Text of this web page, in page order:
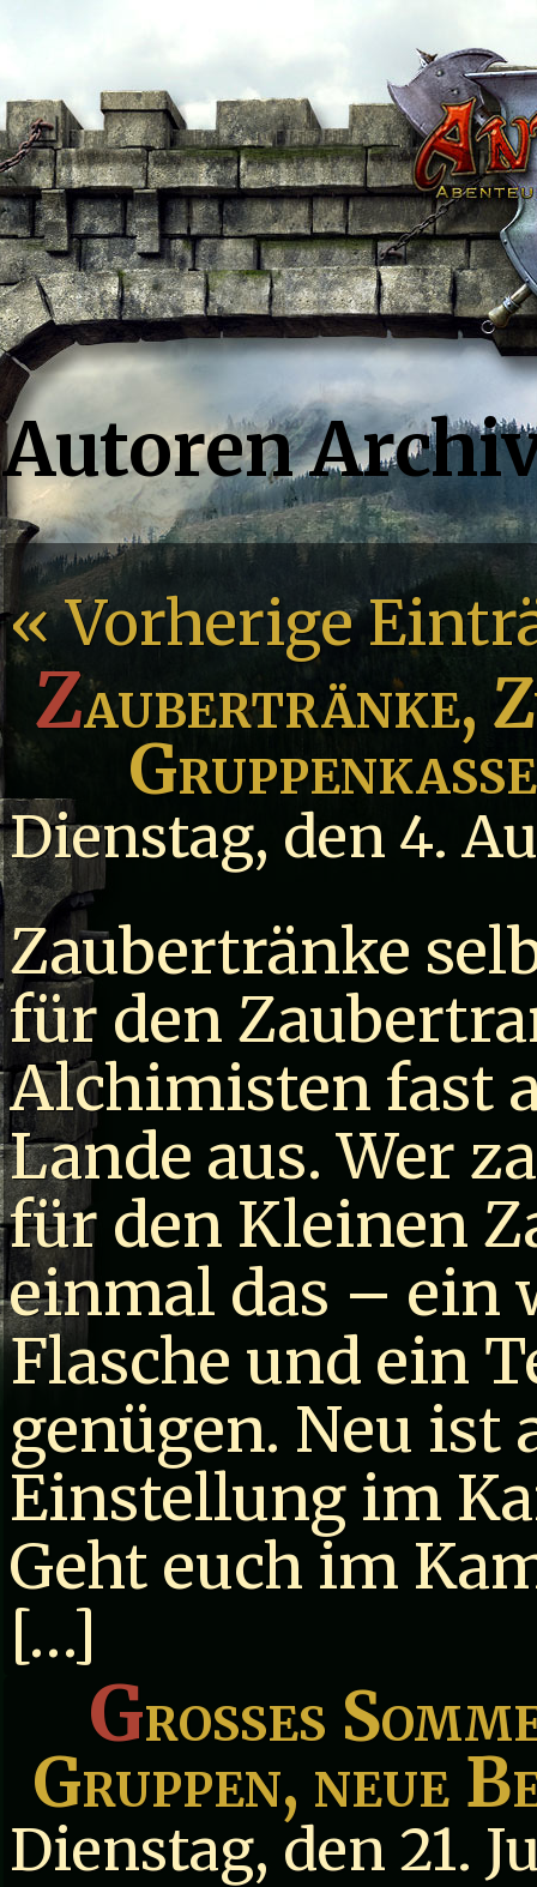
Autoren
« Vorherige
Zaubertränke,
Dienstag, den 4.
Zaubertränke
für den
Alchimisten fast
Lande aus. Wer
für den Kleinen
einmal das – ein
Flasche und ein
genügen. Neu ist
Einstellung im
Geht euch im
[…]
Großes
Gruppen, neue
Dienstag, den 21.